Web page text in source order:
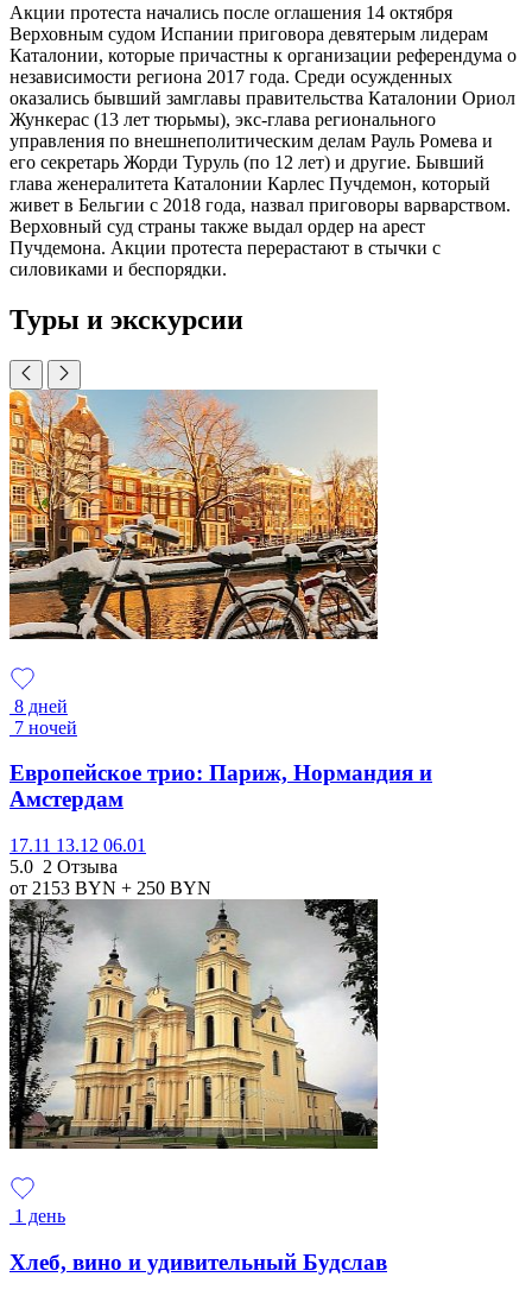
Акции протеста начались после оглашения 14 октября
Верховным судом Испании приговора девятерым лидерам
Каталонии, которые причастны к организации референдума о
независимости региона 2017 года. Среди осужденных
оказались бывший замглавы правительства Каталонии Ориол
Жункерас (13 лет тюрьмы), экс-глава регионального
управления по внешнеполитическим делам Рауль Ромева и
его секретарь Жорди Туруль (по 12 лет) и другие. Бывший
глава женералитета Каталонии Карлес Пучдемон, который
живет в Бельгии с 2018 года, назвал приговоры варварством.
Верховный суд страны также выдал ордер на арест
Пучдемона. Акции протеста перерастают в стычки с
силовиками и беспорядки.
Туры и экскурсии
8 дней
7 ночей
Европейское трио: Париж, Нормандия и
Амстердам
17.11 13.12 06.01
5.0 2 Отзыва
от 2153 BYN + 250 BYN
1 день
Хлеб, вино и удивительный Будслав